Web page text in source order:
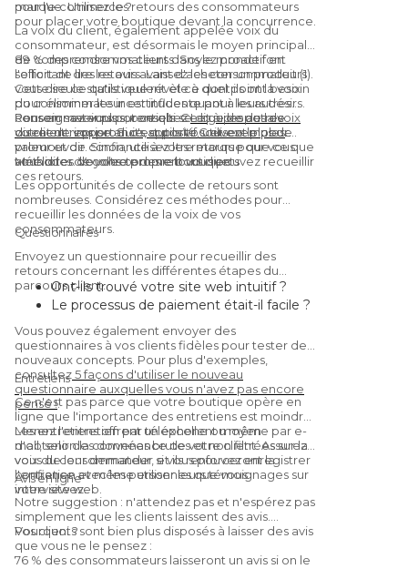
marque. Utilisez les retours des consommateurs
pour placer votre boutique devant la concurrence.
pour l'e-commerce ?
La voix du client, également appelée voix du
consommateur, est désormais le moyen principal
de comprendre vos clients. Soyez proactif en
sollicitant des retours. Laissez les consommateurs
vous dire ce qu'ils veulent et ce dont ils ont besoin
pour éliminer les incertitudes quant à leurs désirs.
Pour en savoir plus, consultezLe guide de la voix
du client : importance, outils VoC et exemples.
89 % des consommateurs dans le monde font
l'effort de lire les avis avant d'acheter un produit (1).
Cette seule statistique révèle à quel point la voix
du consommateur est influente pour les autres
consommateurs potentiels. Ce que les autres
disent de vos produits apporte souvent plus de
valeur et de confiance à votre marque que ce que
vous dites de votre propre boutique.
Renseignez-vous sur ce qui se dit à propos de
votre entreprise. Si c'est positif, utilisez-le pour
promouvoir. Sinon, utilisez les retours pour vous
améliorer. Voyons comment vous pouvez recueillir
ces retours.
Méthodes de collecte des retours clients
Les opportunités de collecte de retours sont
nombreuses. Considérez ces méthodes pour
recueillir les données de la voix de vos
consommateurs.
Questionnaires
Envoyez un questionnaire pour recueillir des
retours concernant les différentes étapes du
parcours client.
Ont-ils trouvé votre site web intuitif ?
Le processus de paiement était-il facile ?
Étaient-ils satisfaits du produit/service ?
Vous recommanderaient-ils à un ami ?
(Oui, c'est uneNet Promoter Score
question.)
Vous pouvez également envoyer des
questionnaires à vos clients fidèles pour tester de
nouveaux concepts. Pour plus d'exemples,
consultez5 façons d'utiliser le nouveau
questionnaire auxquelles vous n'avez pas encore
pensé !.
Entretiens
Ce n'est pas parce que votre boutique opère en
ligne que l'importance des entretiens est moindre.
Les entretiens offrent un excellent moyen
d'obtenir des données brutes et non filtrées sur la
voix du consommateur, et ils renforceront la
confiance avec les personnes que vous
interviewez.
Menez l'entretien par téléphone ou même par e-
mail, selon la convenance de votre client. Assurez-
vous de leur demander si vous pouvez enregistrer
l'entretien et même utiliser leurs témoignages sur
votre site web.
Avis en ligne
Notre suggestion : n'attendez pas et n'espérez pas
simplement que les clients laissent des avis.
Pourquoi ?
Vos clients sont bien plus disposés à laisser des avis
que vous ne le pensez :
76 % des consommateurs laisseront un avis si on le